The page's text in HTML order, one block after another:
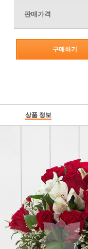
판매가격
구매하기
상품 정보